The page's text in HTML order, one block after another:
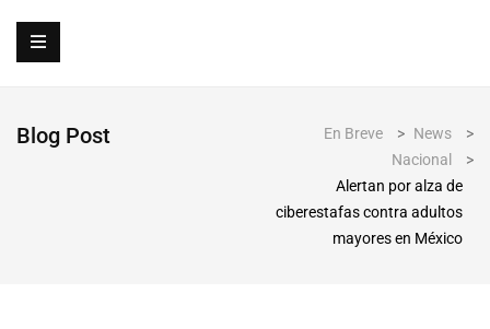
Blog Post En Breve > News
>
Nacional
>
Alertan por alza de
ciberestafas contra adultos
mayores en México